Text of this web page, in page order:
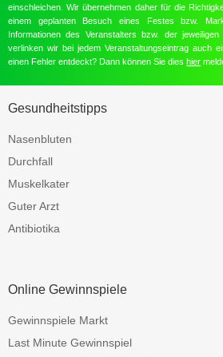
einschleichen. Wir übernehmen daher für die
einem geplanten Besuch eines Festes bzw.
Informationen des Veranstalters bzw. der
verlinken wir bei jedem Veranstaltungseintrag auch
einen Fehler entdeckt? Dann können Sie dies hier
Gesundheitstipps
Nasenbluten
Durchfall
Muskelkater
Guter Arzt
Antibiotika
Online Gewinnspiele
Gewinnspiele Markt
Last Minute Gewinnspiel